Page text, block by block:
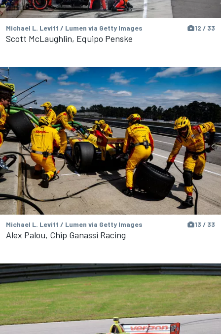
Michael L. Levitt / Lumen via Getty Images 12 / 33
Scott McLaughlin, Equipo Penske
Michael L. Levitt / Lumen via Getty Images 13 / 33
Alex Palou, Chip Ganassi Racing